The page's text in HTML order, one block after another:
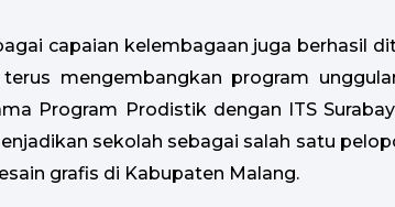
capaian kelembagaan juga berhasil
terus mengembangkan program
Program Prodistik dengan ITS
sekolah sebagai salah satu
grafis di Kabupaten Malang.